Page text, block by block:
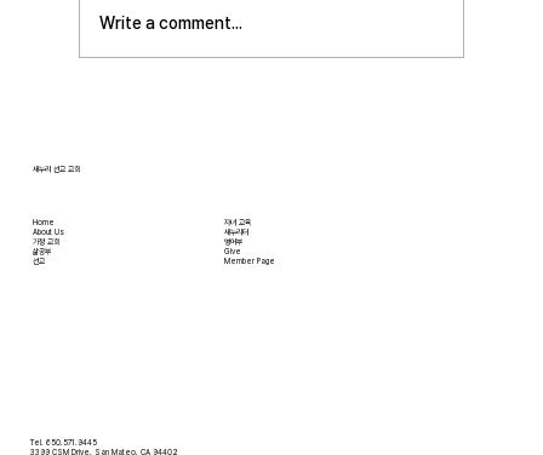
일부터 27일까지 있습니다. 등록마감은 8월 7일
Write a comment...
Home
About Us
​가정 교회
​삶공부
​선교
자녀 교육
새누리터
영어부
Give
Member Page
Tel. 650.571.9445
3399 CSM Drive, San Mateo, CA 94402
새누리 선교 교회